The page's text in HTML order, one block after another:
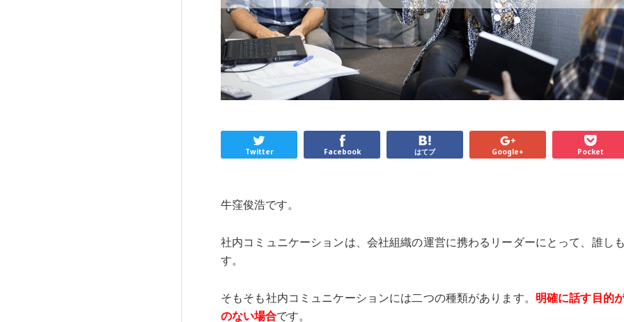
Twitter Facebook はてブ Google+ Pocket
牛窪俊浩です。
社内コミュニケーションは、会社組織の運営に携わるリーダーにとって、誰し
す。
そもそも社内コミュニケーションには二つの種類があります。 明確に話す目的
のない場合です。